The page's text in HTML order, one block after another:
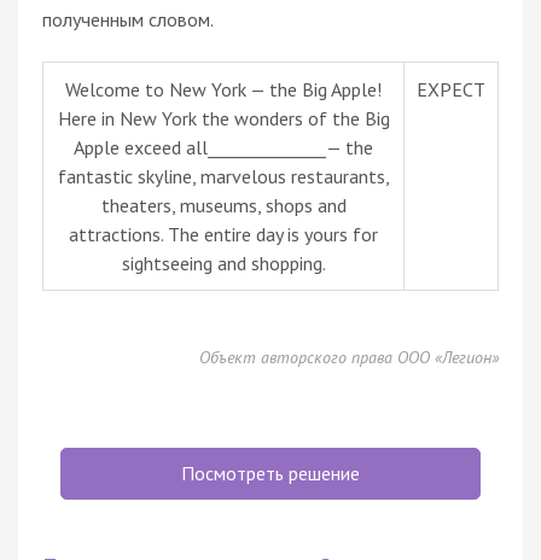
полученным словом.
Welcome to New York — the Big Apple!
Here in New York the wonders of the Big
Apple exceed all______________— the
fantastic skyline, marvelous restaurants,
theaters, museums, shops and
attractions. The entire day is yours for
sightseeing and shopping.
EXPECT
Объект авторского права ООО «Легион»
Посмотреть решение